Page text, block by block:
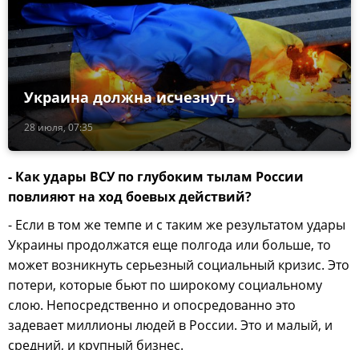
28 июля, 07:35
Украина должна исчезнуть
- Как удары ВСУ по глубоким тылам России
повлияют на ход боевых действий?
- Если в том же темпе и с таким же результатом удары
Украины продолжатся еще полгода или больше, то
может возникнуть серьезный социальный кризис. Это
потери, которые бьют по широкому социальному
слою. Непосредственно и опосредованно это
задевает миллионы людей в России. Это и малый, и
средний, и крупный бизнес.